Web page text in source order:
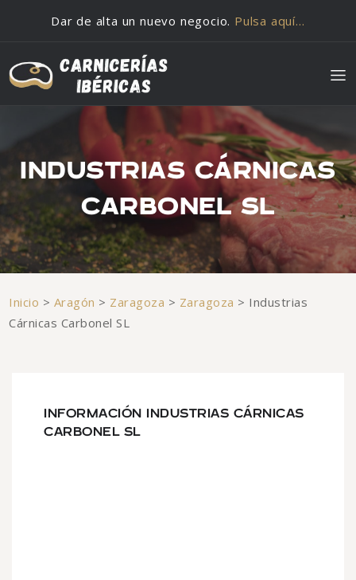
Dar de alta un nuevo negocio. Pulsa aquí…
INDUSTRIAS CÁRNICAS
CARBONEL SL
Inicio > Aragón > Zaragoza > Zaragoza > Industrias
Cárnicas Carbonel SL
INFORMACIÓN INDUSTRIAS CÁRNICAS
CARBONEL SL